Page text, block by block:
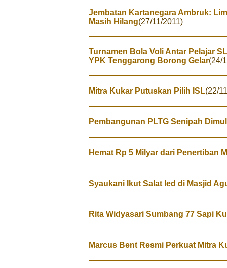
Jembatan Kartanegara Ambruk:
Masih Hilang(27/11/2011)
Turnamen Bola Voli Antar Pelajar
YPK Tenggarong Borong Gelar(24/
Mitra Kukar Putuskan Pilih ISL(22/
Pembangunan PLTG Senipah
Hemat Rp 5 Milyar dari Penertiban
Syaukani Ikut Salat Ied di Masjid
Rita Widyasari Sumbang 77 Sapi
Marcus Bent Resmi Perkuat Mitra